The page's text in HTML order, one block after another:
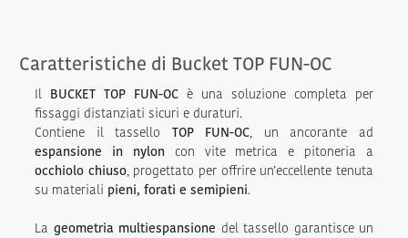
Caratteristiche di Bucket TOP FUN-OC
Il BUCKET TOP FUN-OC è una soluzione completa per
fissaggi distanziati sicuri e duraturi.
Contiene il tassello TOP FUN-OC, un ancorante ad
espansione in nyloncon vite metrica e pitoneria a
occhiolo chiuso, progettato per offrire un’eccellente tenuta
su materiali pieni, forati e semipieni.
La geometria multiespansione del tassello garantisce un